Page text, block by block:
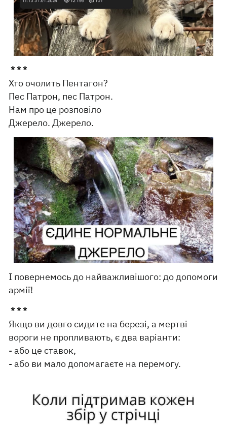
* * *
Хто очолить Пентагон?
Пес Патрон, пес Патрон.
Нам про це розповіло
Джерело. Джерело.
І повернемось до найважливішого: до допомоги
армії!
* * *
Якщо ви довго сидите на березі, а мертві
вороги не пропливають, є два варіанти:
- або це ставок,
- або ви мало допомагаєте на перемогу.